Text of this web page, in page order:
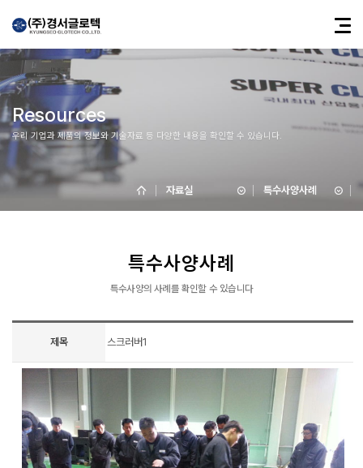
Resources
우리 기업과 제품의 정보와 기술자료 등 다양한 내용을 확인할 수 있습니다.
자료실 특수사양사례
특수사양사례
특수사양의 사례를 확인할 수 있습니다
제목 스크러버1